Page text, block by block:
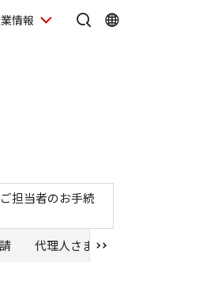
情報
担当者のお手続
代理人さまによる申請